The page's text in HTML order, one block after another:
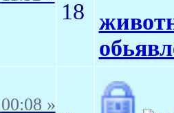
18
00:08 »